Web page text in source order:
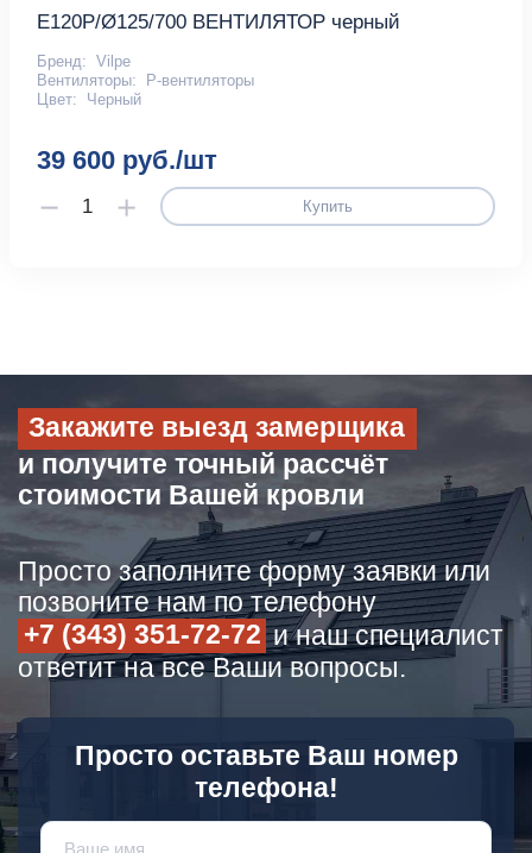
E120P/Ø125/700 ВЕНТИЛЯТОР черный
Бренд: Vilpe
Вентиляторы:
P-вентиляторы
Цвет:
Черный
39 600 руб./шт
Купить
Закажите выезд замерщика
и получите точный рассчёт
стоимости Вашей кровли
Просто заполните форму заявки или
позвоните нам по телефону
+7 (343) 351-72-72 и наш специалист
ответит на все Ваши вопросы.
Просто оставьте Ваш номер
телефона!